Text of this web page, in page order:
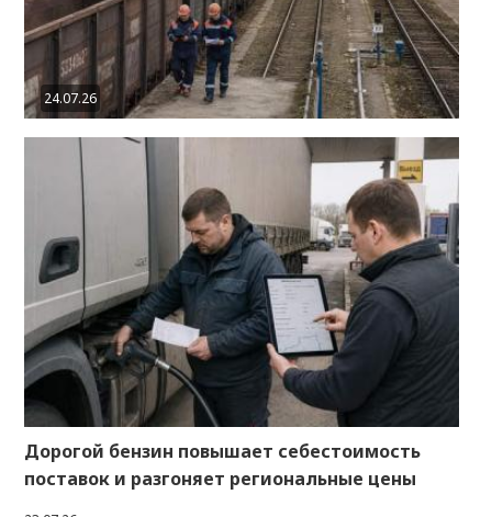
24.07.26
Дорогой бензин повышает себестоимость
поставок и разгоняет региональные цены